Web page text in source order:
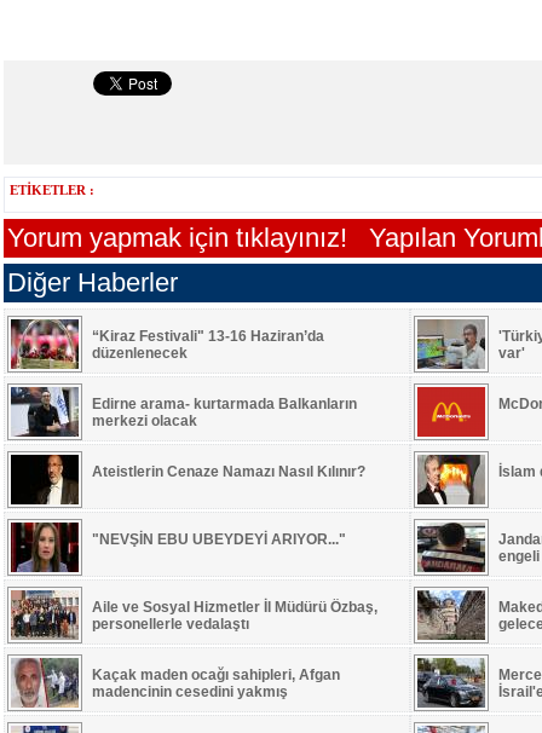
ETİKETLER :
Yorum yapmak için tıklayınız!
Yapılan
Diğer Haberler
“Kiraz Festivali" 13-16 Haziran’da
düzenlenecek
var'
Edirne arama- kurtarmada Balkanların
merkezi olacak
Ateistlerin Cenaze Namazı Nasıl Kılınır? İslam
"NEVŞİN EBU UBEYDEYİ ARIYOR..."
Aile ve Sosyal Hizmetler İl Müdürü Özbaş,
personellerle vedalaştı
Kaçak maden ocağı sahipleri, Afgan
madencinin cesedini yakmış